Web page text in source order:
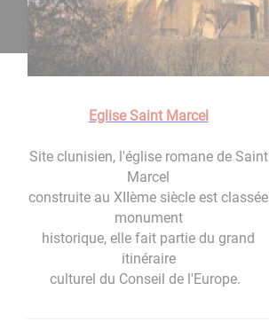
Eglise Saint Marcel
Site clunisien, l'église romane de Saint
Marcel
construite au XIIème siècle est classée
monument
historique, elle fait partie du grand
itinéraire
culturel du Conseil de l'Europe.